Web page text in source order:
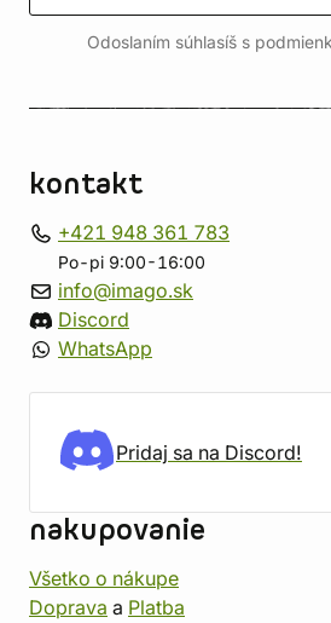
Odoslaním súhlasíš s
kontakt
+421 948 361 783
Po-pi 9:00-16:00
info@imago.sk
Discord
WhatsApp
Pridaj sa na Discord!
nakupovanie
Všetko o nákupe
Doprava a Platba